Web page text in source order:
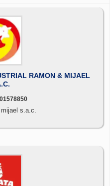
RAMON & MIJAEL
s.a.c.